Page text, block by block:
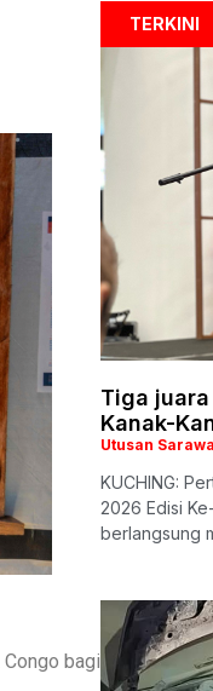
bagi
TERKINI
Tiga
Kanak-
Utusan
KUCHING:
2026 Edisi
berlangsung